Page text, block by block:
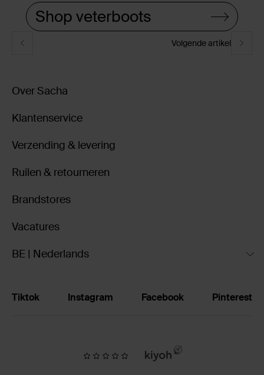
Shop veterboots
Volgende artikel
Over Sacha
Klantenservice
Verzending & levering
Ruilen & retourneren
Brandstores
Vacatures
BE | Nederlands
Tiktok Instagram Facebook Pinterest